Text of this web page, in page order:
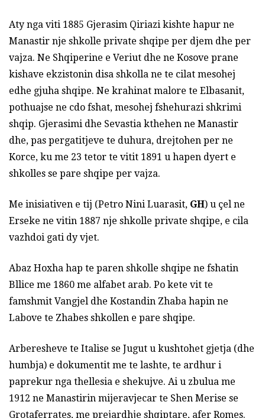
Aty nga viti 1885 Gjerasim Qiriazi kishte hapur ne
Manastir nje shkolle private shqipe per djem dhe per
vajza. Ne Shqiperine e Veriut dhe ne Kosove prane
kishave ekzistonin disa shkolla ne te cilat mesohej
edhe gjuha shqipe. Ne krahinat malore te Elbasanit,
pothuajse ne cdo fshat, mesohej fshehurazi shkrimi
shqip. Gjerasimi dhe Sevastia kthehen ne Manastir
dhe, pas pergatitjeve te duhura, drejtohen per ne
Korce, ku me 23 tetor te vitit 1891 u hapen dyert e
shkolles se pare shqipe per vajza.
Me inisiativen e tij (Petro Nini Luarasit, GH) u çel ne
Erseke ne vitin 1887 nje shkolle private shqipe, e cila
vazhdoi gati dy vjet.
Abaz Hoxha hap te paren shkolle shqipe ne fshatin
Bllice me 1860 me alfabet arab. Po kete vit te
famshmit Vangjel dhe Kostandin Zhaba hapin ne
Labove te Zhabes shkollen e pare shqipe.
Arberesheve te Italise se Jugut u kushtohet gjetja (dhe
humbja) e dokumentit me te lashte, te ardhur i
paprekur nga thellesia e shekujve. Ai u zbulua me
1912 ne Manastirin mijeravjecar te Shen Merise se
Grotaferrates, me prejardhje shqiptare, afer Romes.